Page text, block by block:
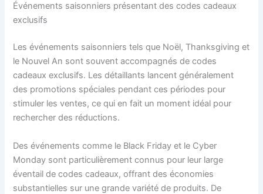
Événements saisonniers présentant des codes cadeaux
exclusifs
Les événements saisonniers tels que Noël, Thanksgiving et
le Nouvel An sont souvent accompagnés de codes
cadeaux exclusifs. Les détaillants lancent généralement
des promotions spéciales pendant ces périodes pour
stimuler les ventes, ce qui en fait un moment idéal pour
rechercher des réductions.
Des événements comme le Black Friday et le Cyber
Monday sont particulièrement connus pour leur large
éventail de codes cadeaux, offrant des économies
substantielles sur une grande variété de produits. De